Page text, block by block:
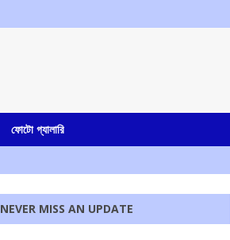
ফোটো গ্যালারি
NEVER MISS AN UPDATE